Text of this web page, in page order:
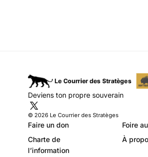
moins en moins
institut
la rue Saint
Deviens ton propre souverain
© 2026 Le Courrier des Stratèges
Faire un don
Foire
Charte de
l’information
À